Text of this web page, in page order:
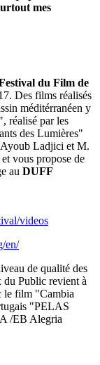
mes
du Film de
Des films réalisés
méditérranéen y
réalisé par les
des Lumières"
Ayoub Ladjici et M.
vous propose de
au DUFF
videos
en/
de qualité des
du Public revient à
le film "Cambia
"PELAS
/EB Alegria